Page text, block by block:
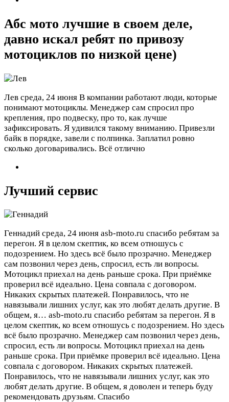
Абс мото лучшие в своем деле,
давно искал ребят по привозу
мотоциклов по низкой цене)
Лев среда, 24 июня В компании работают люди, которые
понимают мотоциклы. Менеджер сам спросил про
крепления, про подвеску, про то, как лучше
зафиксировать. Я удивился такому вниманию. Привезли
байк в порядке, завели с полпинка. Заплатил ровно
сколько договаривались. Всё отлично
Лучший сервис
Геннадий среда, 24 июня asb-moto.ru спасибо ребятам за
перегон. Я в целом скептик, ко всем отношусь с
подозрением. Но здесь всё было прозрачно. Менеджер
сам позвонил через день, спросил, есть ли вопросы.
Мотоцикл приехал на день раньше срока. При приёмке
проверил всё идеально. Цена совпала с договором.
Никаких скрытых платежей. Понравилось, что не
навязывали лишних услуг, как это любят делать другие. В
общем, я… asb-moto.ru спасибо ребятам за перегон. Я в
целом скептик, ко всем отношусь с подозрением. Но здесь
всё было прозрачно. Менеджер сам позвонил через день,
спросил, есть ли вопросы. Мотоцикл приехал на день
раньше срока. При приёмке проверил всё идеально. Цена
совпала с договором. Никаких скрытых платежей.
Понравилось, что не навязывали лишних услуг, как это
любят делать другие. В общем, я доволен и теперь буду
рекомендовать друзьям. Спасибо